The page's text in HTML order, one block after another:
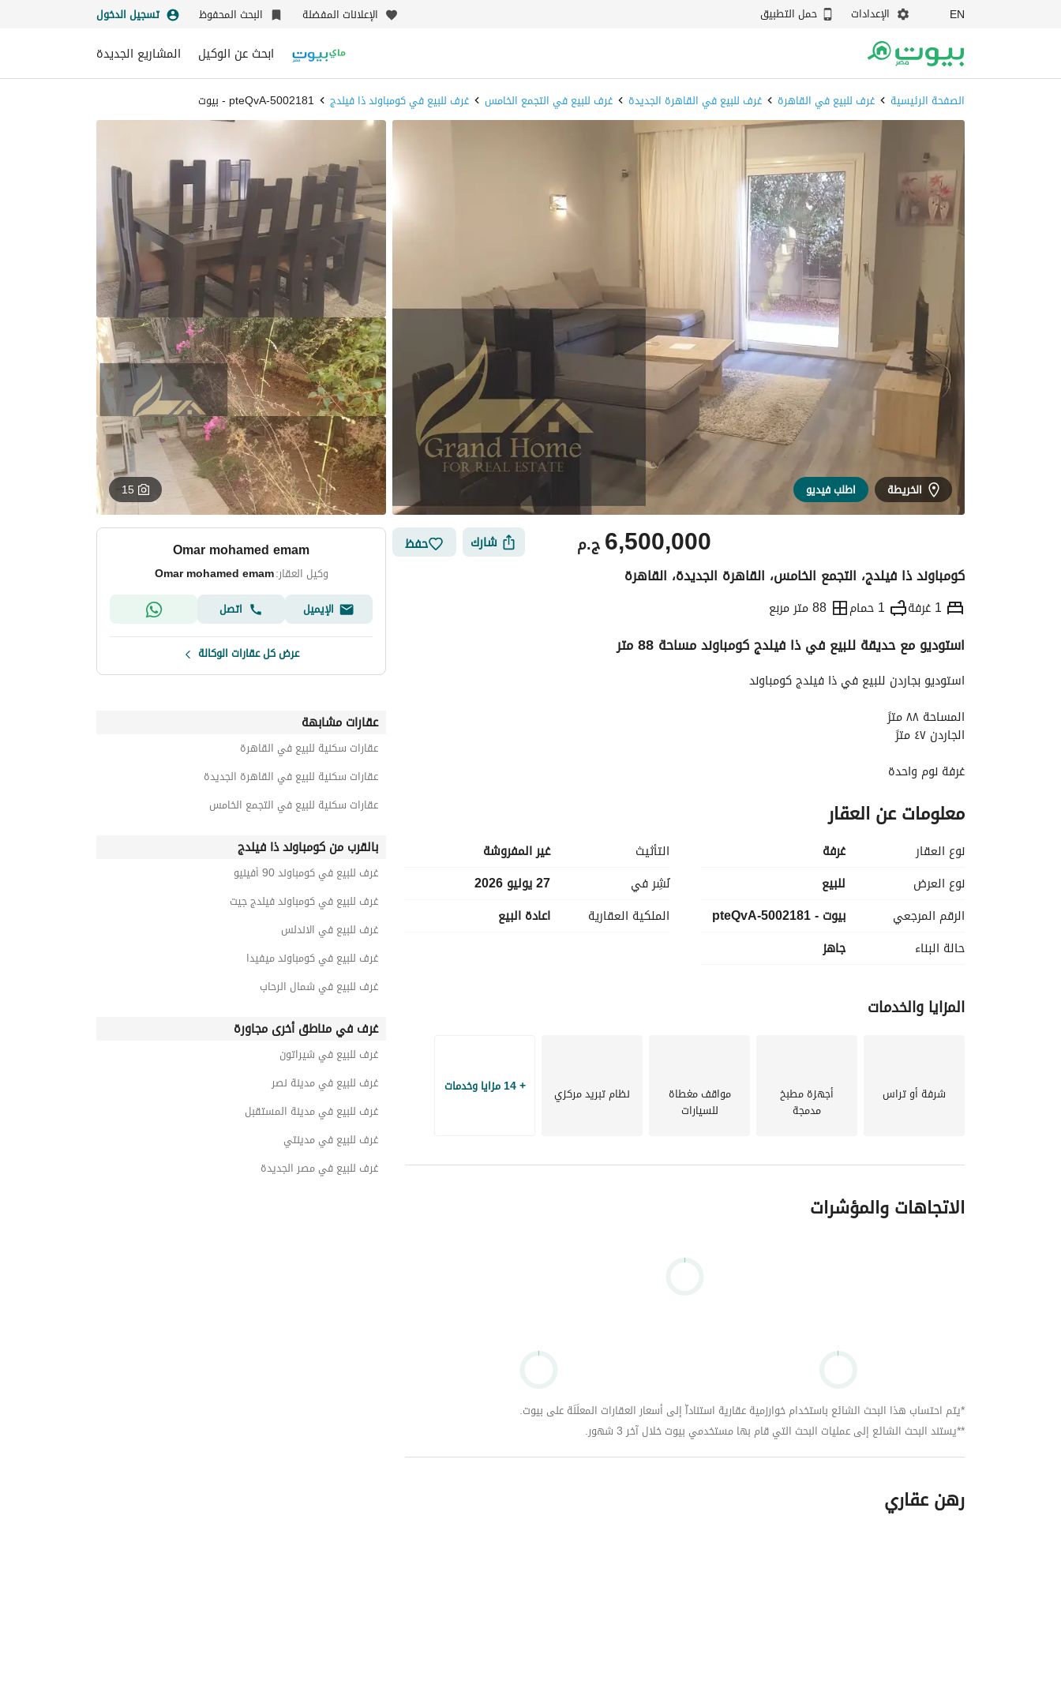
EN الإعدادات حمل التطبيق الإعلانات المفضلة البحث المحفوظ تسجيل الدخول
ابحث عن الوكيل المشاريع الجديدة
الصفحة الرئيسية غرف للبيع في القاهرة غرف للبيع في القاهرة الجديدة غرف للبيع في التجمع الخامس غرف للبيع في كومباوند ذا فيلدج 5002181-pteQvA - بيوت
الخريطة اطلب فيديو 15
ج.م6,500,000 شارك حفظ
كومباوند ذا فيلدج، التجمع الخامس، القاهرة الجديدة، القاهرة
1 غرفة 1 حمام 88 متر مربع
الاتجاهات والمؤشرات
استوديو مع حديقة للبيع في ذا فيلدج كومباوند مساحة 88 متر
استوديو بجاردن للبيع في ذا فيلدج كومباوند
المساحة ٨٨ مترً
الجاردن ٤٧ مترً
غرفة نوم واحدة
ريسبيشن
مطبخ بالأجهزة
التكيفات
موقف سيارة واحد
السعر ٦,٥٠٠,٠٠٠
السعر يشمل المطبخ بالأجهزة و التكيفات و مكان السيارة في الباركينج
معلومات عن العقار
نوع العقار
غرفة
نوع العرض
للبيع
الرقم المرجعي
بيوت - 5002181-pteQvA
حالة البناء
جاهز
التأثيث
غير المفروشة
نُشِر في
27 يوليو 2026
الملكية العقارية
اعادة البيع
المزايا والخدمات
شرفة أو تراس أجهزة مطبخ
مدمجة
مواقف مغطاة
للسيارات
نظام تبريد مركزي + 14 مزايا وخدمات
الاتجاهات والمؤشرات
*يتم احتساب هذا البحث الشائع باستخدام خوارزمية عقارية استناداّ إلى أسعار العقارات المعلَنَة على بيوت.
**يستند البحث الشائع إلى عمليات البحث التي قام بها مستخدمي بيوت خلال آخر 3 شهور.
رهن عقاري
Omar mohamed emam
وكيل العقار:Omar mohamed emam
الإيميل
اتصل
عرض كل عقارات الوكالة
عقارات مشابهة
عقارات سكنية للبيع في القاهرة
عقارات سكنية للبيع في القاهرة الجديدة
عقارات سكنية للبيع في التجمع الخامس
بالقرب من كومباوند ذا فيلدج
غرف للبيع في كومباوند 90 أفينيو
غرف للبيع في كومباوند فيلدج جيت
غرف للبيع في الاندلس
غرف للبيع في كومباوند ميفيدا
غرف للبيع في شمال الرحاب
غرف في مناطق أخرى مجاورة
غرف للبيع في شيراتون
غرف للبيع في مدينة نصر
غرف للبيع في مدينة المستقبل
غرف للبيع في مدينتي
غرف للبيع في مصر الجديدة